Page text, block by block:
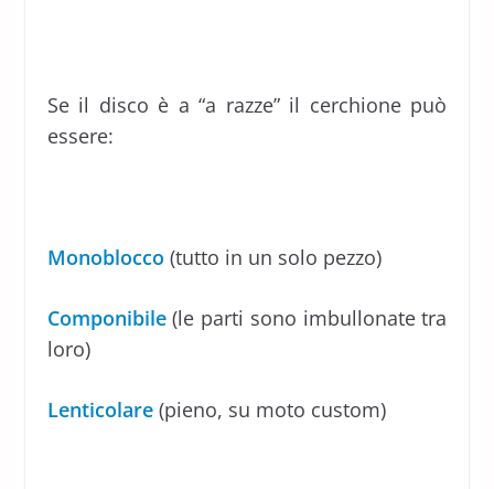
Se il disco è a “a razze” il cerchione può
essere:
Monoblocco (tutto in un solo pezzo)
Componibile (le parti sono imbullonate tra
loro)
Lenticolare (pieno, su moto custom)